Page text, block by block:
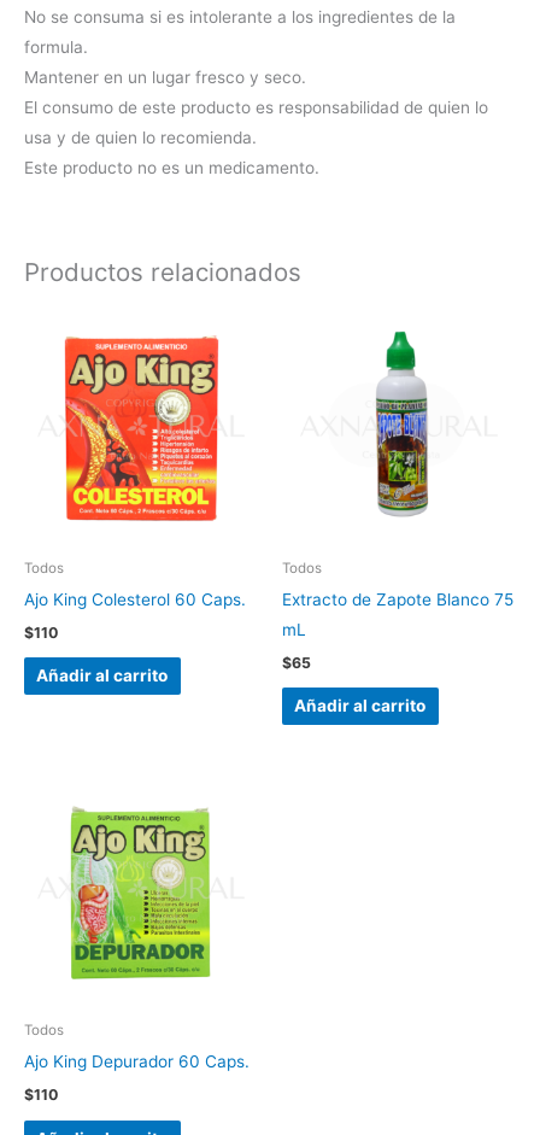
No se consuma si es intolerante a los ingredientes de la
formula.
Mantener en un lugar fresco y seco.
El consumo de este producto es responsabilidad de quien lo
usa y de quien lo recomienda.
Este producto no es un medicamento.
Productos relacionados
Todos
Ajo King Colesterol 60 Caps.
$110
Añadir al carrito
Todos
Extracto de Zapote Blanco 75
mL
$65
Añadir al carrito
Todos
Ajo King Depurador 60 Caps.
$110